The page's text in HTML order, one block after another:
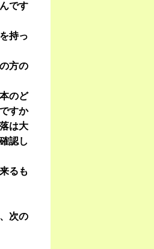
です
持っ
方の
のど
すか
は大
認し
るも
次の